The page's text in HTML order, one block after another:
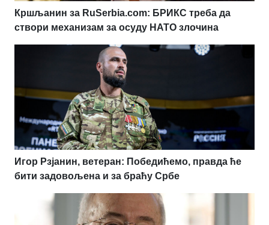
Кршљанин за RuSerbia.com: БРИКС треба да
створи механизам за осуду НАТО злочина
Игор Рзјанин, ветеран: Победићемо, правда ће
бити задовољена и за браћу Србе